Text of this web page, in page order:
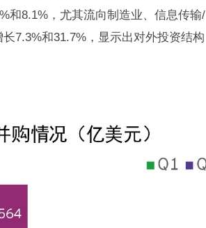
和8.1%，尤其流向制造业、信息传输/
7.3%和31.7%，显示出对外投资结构